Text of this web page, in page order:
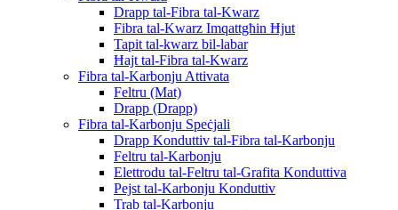
Drapp tal-Fibra tal-Kwarz
Fibra tal-Kwarz Imqattgħin Ħjut
Tapit tal-kwarz bil-labar
Ħajt tal-Fibra tal-Kwarz
Fibra tal-Karbonju Attivata
Feltru (Mat)
Drapp (Drapp)
Fibra tal-Karbonju Speċjali
Drapp Konduttiv tal-Fibra tal-Karbonju
Feltru tal-Karbonju
Elettrodu tal-Feltru tal-Grafita Konduttiva
Pejst tal-Karbonju Konduttiv
Trab tal-Karbonju